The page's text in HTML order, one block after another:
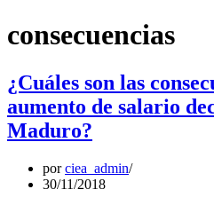
consecuencias
¿Cuáles son las
aumento de salario
Maduro?
porciea_admin
30/11/2018